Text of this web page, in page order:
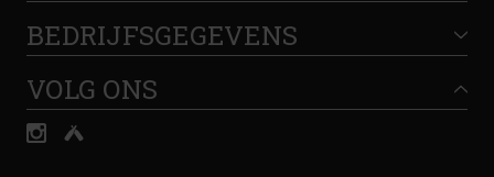
BEDRIJFSGEGEVENS
VOLG ONS